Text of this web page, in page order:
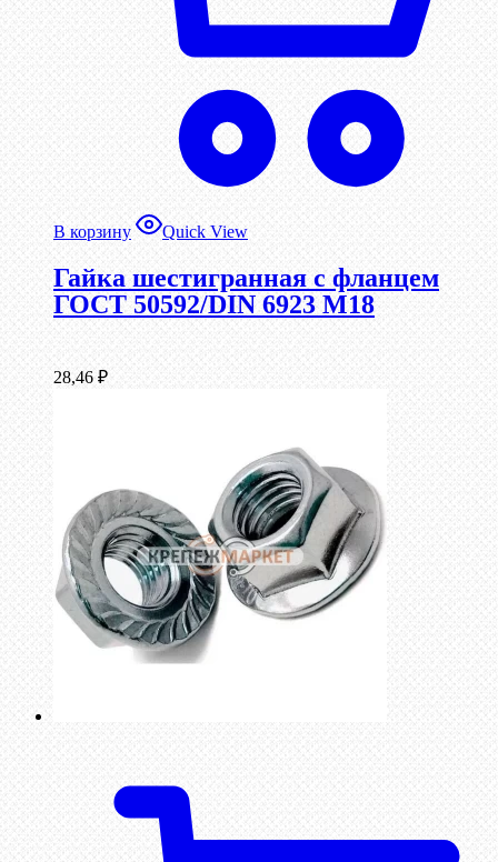
В корзину Quick View
Гайка шестигранная с фланцем
ГОСТ 50592/DIN 6923 М18
28,46 ₽